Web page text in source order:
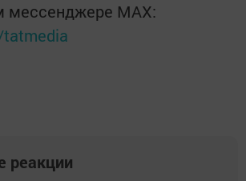
мессенджере MАХ:
реакции